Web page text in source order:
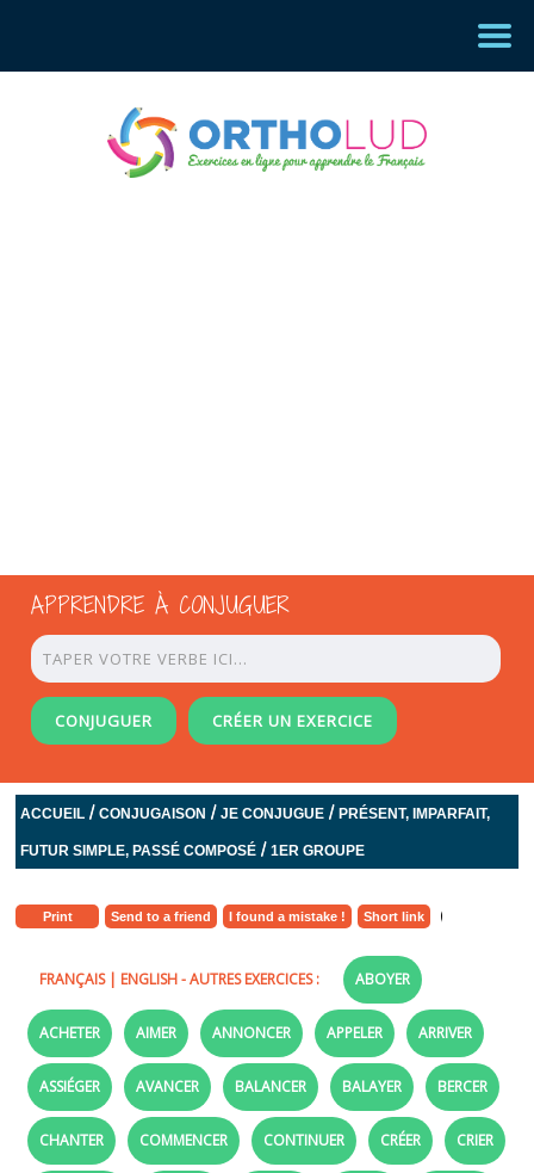
APPRENDRE À CONJUGUER
CONJUGUER CRÉER UN EXERCICE
ACCUEIL /CONJUGAISON /JE CONJUGUE /PRÉSENT, IMPARFAIT,
FUTUR SIMPLE, PASSÉ COMPOSÉ /1ER GROUPE
Print Send to a friend I found a mistake ! Short link
FRANÇAIS| ENGLISH- AUTRES EXERCICES : ABOYER
ACHETER AIMER ANNONCER APPELER ARRIVER
ASSIÉGER AVANCER BALANCER BALAYER BERCER
CHANTER COMMENCER CONTINUER CRÉER CRIER